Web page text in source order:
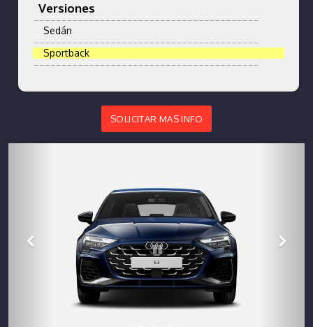
Versiones
Sedán
Sportback
SOLICITAR MAS INFO